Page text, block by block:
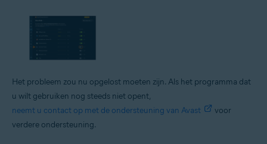
Het probleem zou nu opgelost moeten zijn. Als het programma dat
u wilt gebruiken nog steeds niet opent,
neemt u contact op met de ondersteuning van Avast
voor
verdere ondersteuning.